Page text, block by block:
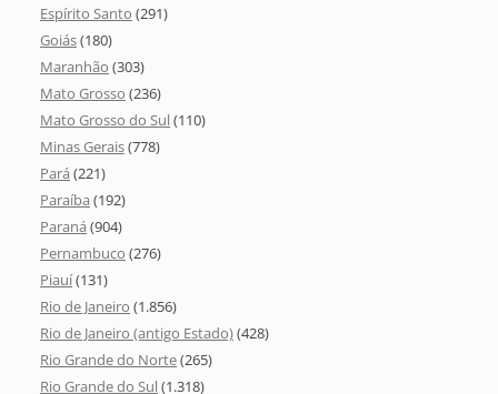
Espírito Santo (291)
Goiás(180)
Maranhão (303)
Mato Grosso (236)
Mato Grosso do Sul(110)
Minas Gerais(778)
Pará (221)
Paraíba (192)
Paraná (904)
Pernambuco (276)
Piauí(131)
Rio de Janeiro (1.856)
Rio de Janeiro (antigo Estado)(428)
Rio Grande do Norte(265)
Rio Grande do Sul(1.318)